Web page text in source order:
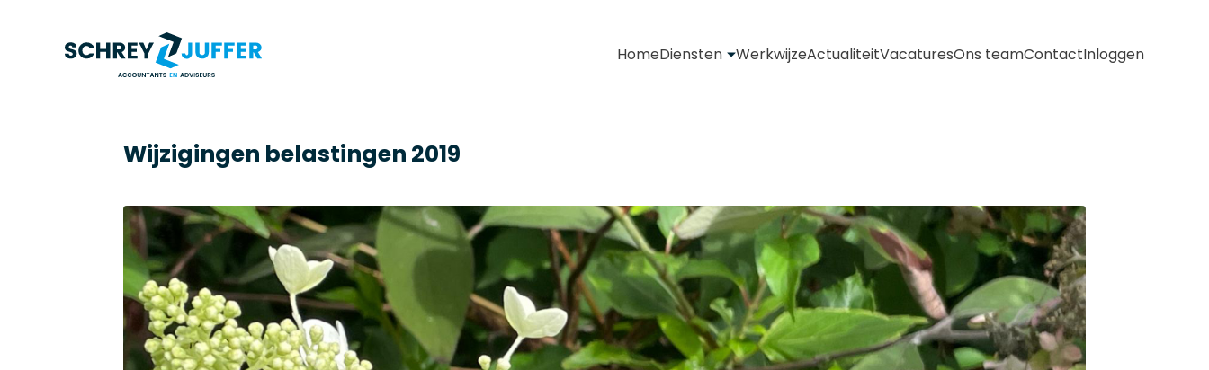
HomeDiensten WerkwijzeActualiteitVacaturesOns teamContactInloggen
Wijzigingen belastingen 2019